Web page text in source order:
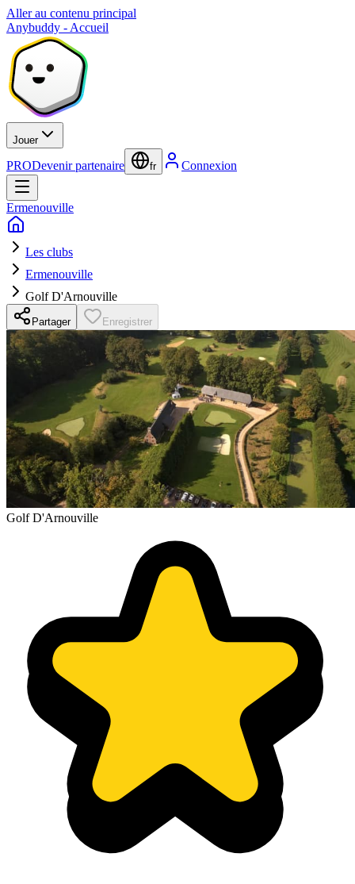
Aller au contenu principal
Anybuddy - Accueil
Jouer
PRODevenir partenaire fr Connexion
Ermenouville
Les clubs
Ermenouville
Golf D'Arnouville
Partager Enregistrer
Golf D'Arnouville